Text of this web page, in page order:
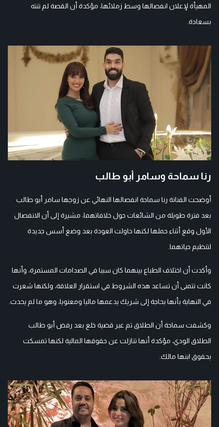
المهيأة لإعلان انفصالها وسط زملائها، مؤكدة أن القصة لم تنته
بسعادة.
رنا سماحة وسامر أبو طالب
أوضحت الفنانة رنا سماحة انفصالها النهائي عن زوجها سامر أبو طالب
بعد فترة طويلة من الشائعات حول خلافاتهما، مشيرة إلى أن الانفصال
الأول وقع أثناء حملها لكنها حاولت العودة بعد وضع أسس جديدة
لتنظيم حياتهما.
وأكدت أن اختلاف الطباع بينهما كان سببا في الصدامات المستمرة، وأنها
كانت تتمنى أن تساعد هذه الشروط في استقرار العلاقة، ولكنها شعرت
في النهاية بأنها بحاجة إلى شريك يدعمها ماليا ومعنويا، وهو ما لم يحدث.
وكشفت سماحة أن الطلاق تم عبر قضية خلع بعد رفض أبو طالب
الطلاق الودي، مؤكدة أنها تنازلت عن حقوقها المالية لكنها تمسكت
بحقوق ابنها مالك.